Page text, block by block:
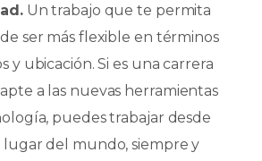
Un trabajo que te permita
ser más flexible en términos
y ubicación. Si es una carrera
a las nuevas herramientas
puedes trabajar desde
del mundo, siempre y